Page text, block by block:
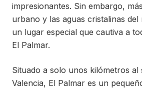
impresionantes. Sin embargo,
urbano y las aguas cristalinas
un lugar especial que cautiva a
El Palmar.
Situado a solo unos kilómetros
Valencia, El Palmar es un